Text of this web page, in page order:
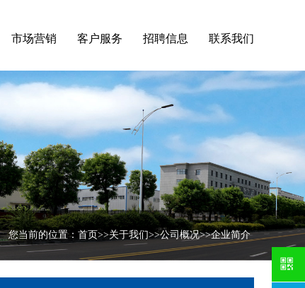
市场营销 客户服务 招聘信息 联系我们
您当前的位置： 首页>>关于我们>>公司概况>>企业简介